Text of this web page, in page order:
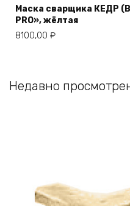
Маска сварщика КЕДР
PRO», жёлтая
8100,00 ₽
Недавно